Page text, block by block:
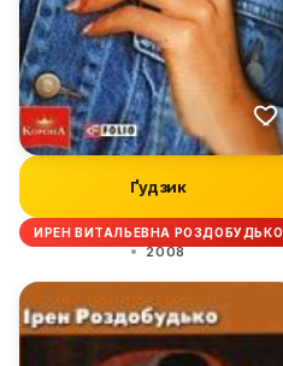
Ґудзик
ИРЕН ВИТАЛЬЕВНА РОЗДОБУДЬКО
2008